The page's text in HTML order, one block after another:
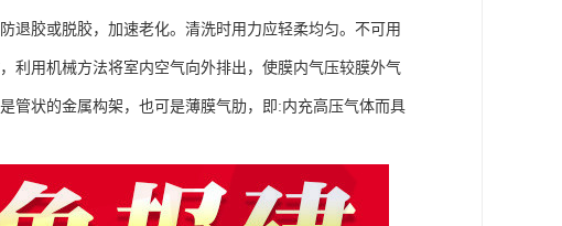
退胶或脱胶，加速老化。清洗时用力应轻柔均匀。不可用
利用机械方法将室内空气向外排出，使膜内气压较膜外气
管状的金属构架，也可是薄膜气肋，即:内充高压气体而具